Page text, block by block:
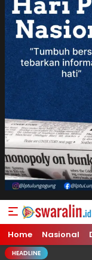
Swara Lin
Independent,
Home Nasional
HEADLINE